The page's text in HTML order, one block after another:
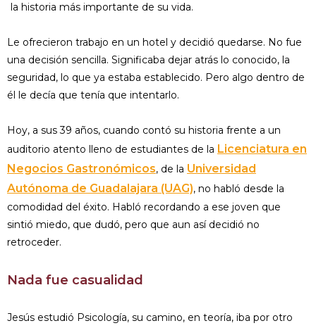
la historia más importante de su vida.
Le ofrecieron trabajo en un hotel y decidió quedarse. No fue
una decisión sencilla. Significaba dejar atrás lo conocido, la
seguridad, lo que ya estaba establecido. Pero algo dentro de
él le decía que tenía que intentarlo.
Hoy, a sus 39 años, cuando contó su historia frente a un
auditorio atento lleno de estudiantes de la Licenciatura en
Negocios Gastronómicos, de la Universidad
Autónoma de Guadalajara (UAG), no habló desde la
comodidad del éxito. Habló recordando a ese joven que
sintió miedo, que dudó, pero que aun así decidió no
retroceder.
Nada fue casualidad
Jesús estudió Psicología, su camino, en teoría, iba por otro